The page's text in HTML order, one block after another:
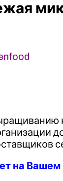
на Вашем